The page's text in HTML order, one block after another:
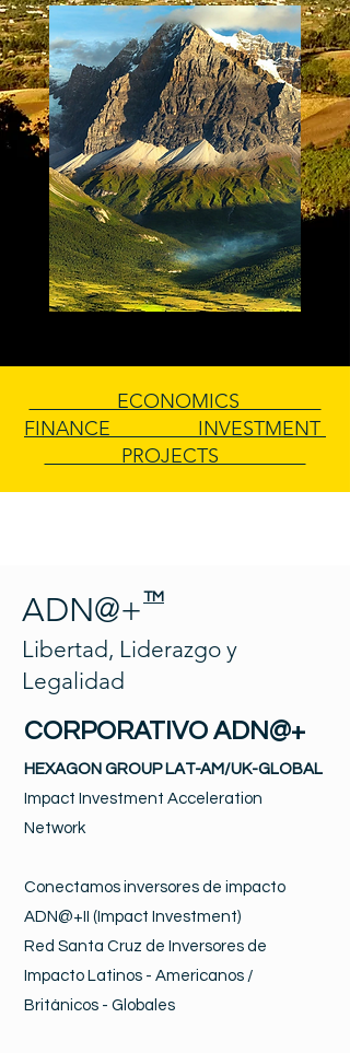
ECONOMICS
FINANCE INVESTMENT
PROJECTS
ADN@+ TM
Libertad, Liderazgo y
Legalidad
CORPORATIVO ADN@+
HEXAGON GROUP LAT-AM/UK-GLOBAL
Impact Investment Acceleration
Network
Conectamos inversores de impacto
ADN@+II (Impact Investment)
Red Santa Cruz de Inversores de
Impacto Latinos - Americanos /
Británicos - Globales